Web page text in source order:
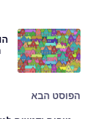
הפוסט הבא